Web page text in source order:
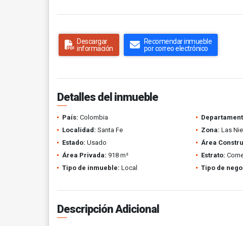
Descargar
información
Recomendar inmueble
por correo electrónico
Detalles del inmueble
País: Colombia
Localidad: Santa Fe Zona: Las
Estado: Usado Área
Área Privada: 918 m² Estrato:
Tipo de inmueble: Local Tipo de
Descripción Adicional